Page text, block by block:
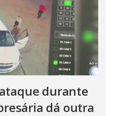
durante
dá outra